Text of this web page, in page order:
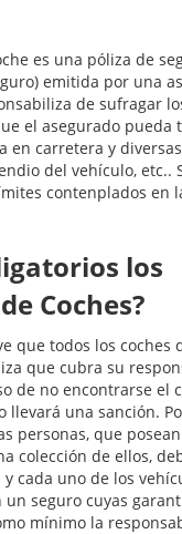
es una póliza de
emitida por una
de sufragar
el asegurado pueda
en carretera y
del vehículo, etc..
contenplados en
los
Coches?
que todos los coches
que cubra su
de no encontrarse el
llevará una sanción.
personas, que
colección de ellos,
cada uno de los
un seguro cuyas
mínimo la